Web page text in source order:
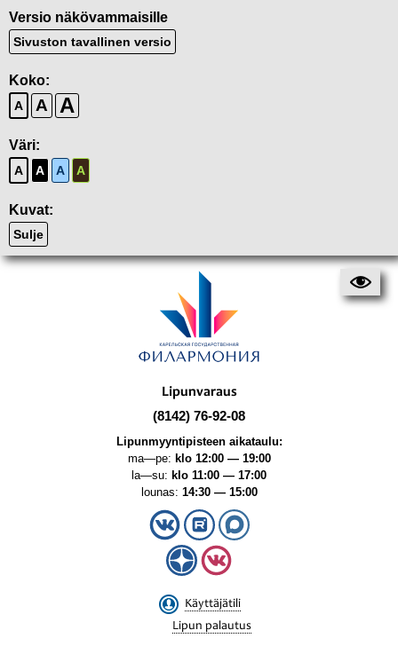
Versio näkövammaisille
Sivuston tavallinen versio
Koko:
A A A
Väri:
A A A A
Kuvat:
Sulje
Lipunvaraus
(8142) 76-92-08
Lipunmyyntipisteen aikataulu:
ma—pe: klo 12:00 — 19:00
la—su: klo 11:00 — 17:00
lounas: 14:30 — 15:00
Käyttäjätili
Lipun palautus